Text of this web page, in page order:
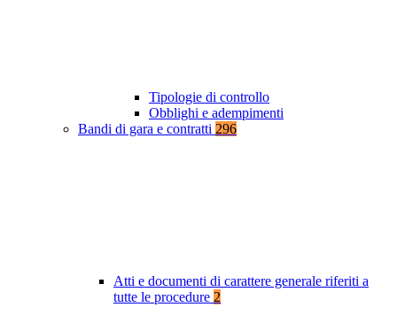
Tipologie di controllo
Obblighi e adempimenti
Bandi di gara e contratti 296
Atti e documenti di carattere generale riferiti a
tutte le procedure 2